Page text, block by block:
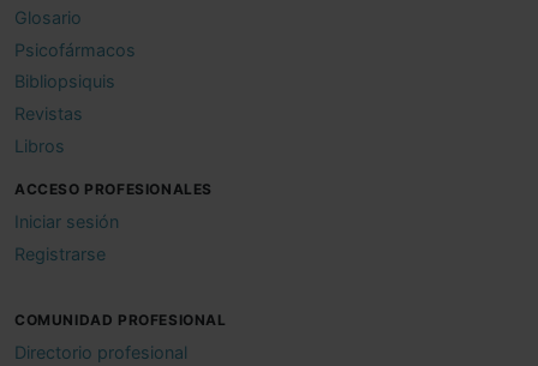
Glosario
Psicofármacos
Bibliopsiquis
Revistas
Libros
ACCESO PROFESIONALES
Iniciar sesión
Registrarse
COMUNIDAD PROFESIONAL
Directorio profesional